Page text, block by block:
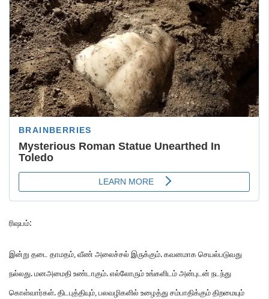
ரிஷபம்:
இன்று தடை தாமதம், வீண் அலைச்சல் இருக்கும். கவனமாக செயல்படுவது
நல்லது. மனஅமைதி உண்டாகும். எல்லோரும் உங்களிடம் அன்புடன் நடந்து
கொள்வார்கள். திடபுத்தியும், பலவழிகளில் உழைத்து சம்பாதிக்கும் திறமையும்